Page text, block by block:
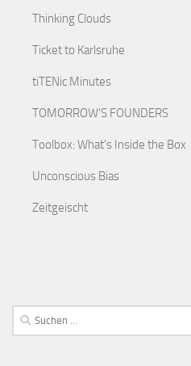
Thinking Clouds
Ticket to Karlsruhe
tiTENic Minutes
TOMORROW'S FOUNDERS
Toolbox: What's Inside the Box
Unconscious Bias
Zeitgeischt